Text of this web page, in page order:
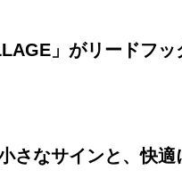
」がリードフッ
さなサインと、快適